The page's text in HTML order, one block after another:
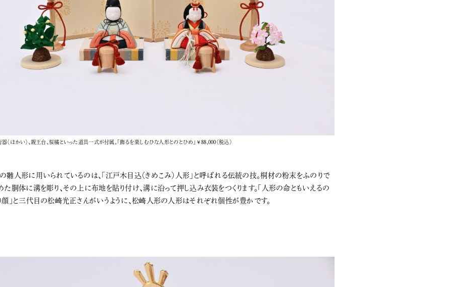
器（ほかい）、親王台、桜橘といった道具一式が付属。「飾るを楽しむひな人形とのとひめ」￥88,000（税込）
雛人形に用いられているのは、「江戸木目込（きめこみ）人形」と呼ばれる伝統の技。桐材の粉末をふのりで
た胴体に溝を彫り、その上に布地を貼り付け、溝に沿って押し込み衣装をつくります。「人形の命ともいえるの
顔」と三代目の松崎光正さんがいうように、松崎人形の人形はそれぞれ個性が豊かです。